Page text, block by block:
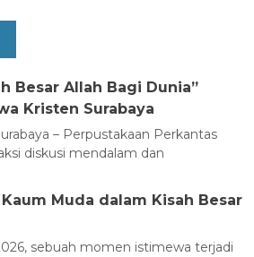
Besar Allah Bagi Dunia”
Kristen Surabaya
– Perpustakaan Perkantas
diskusi mendalam dan
Muda dalam Kisah Besar
sebuah momen istimewa terjadi